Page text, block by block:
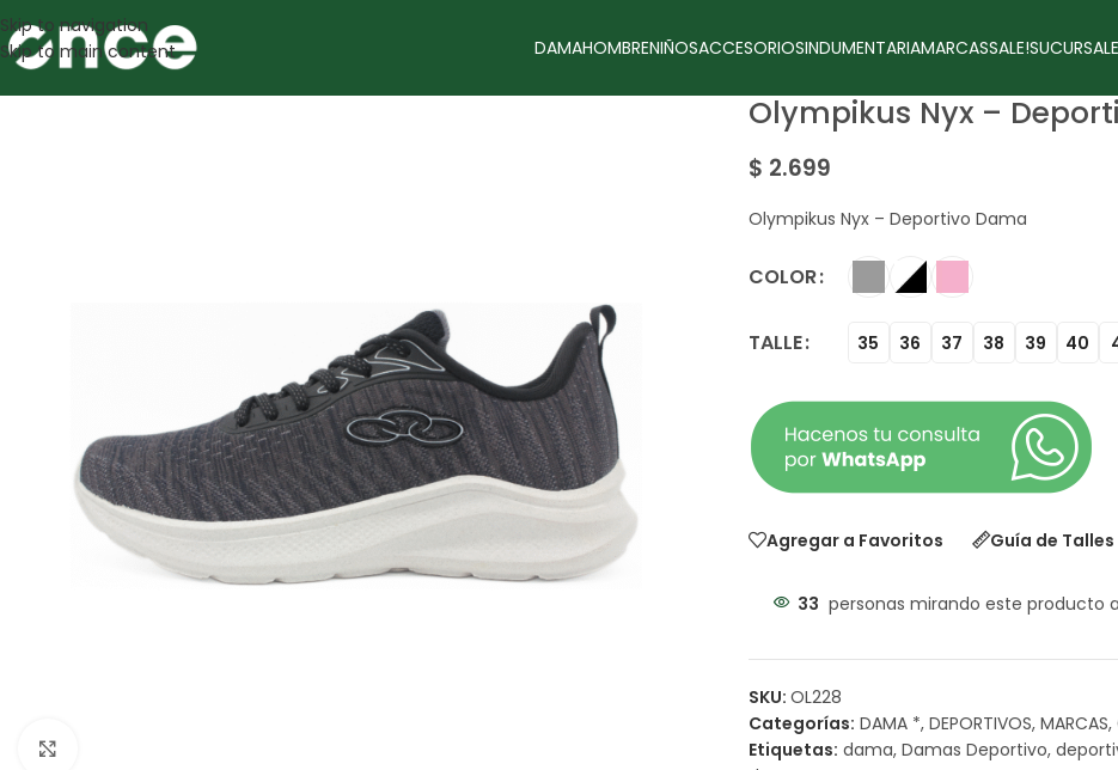
Skip to navigation
Skip to main content
DAMAHOMBRENIÑOSACCESORIOSINDUMENTARIAMARCASSALE!
Olympikus Nyx –
$ 2.699
Olympikus Nyx – Deportivo Dama
COLOR
TALLE 35 36 37 38 39 40
Agregar a Favoritos Guía de Talles
33 personas mirando este producto
SKU: OL228
Categorías: DAMA *, DEPORTIVOS, MARCAS,
Etiquetas: dama, Damas Deportivo,